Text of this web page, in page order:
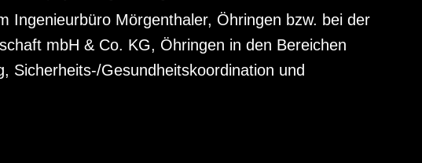
Ingenieurbüro Mörgenthaler, Öhringen bzw. bei der
mbH & Co. KG, Öhringen in den Bereichen
Sicherheits-/Gesundheitskoordination und